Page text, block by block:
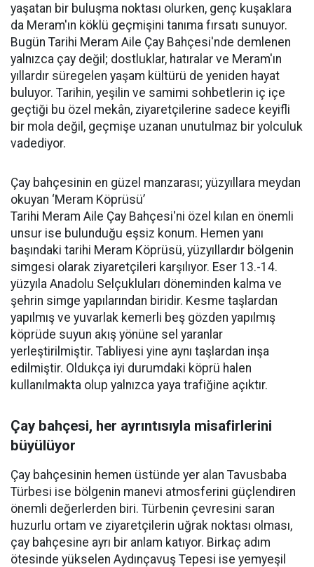
yaşatan bir buluşma noktası olurken, genç kuşaklara
da Meram'ın köklü geçmişini tanıma fırsatı sunuyor.
Bugün Tarihi Meram Aile Çay Bahçesi'nde demlenen
yalnızca çay değil; dostluklar, hatıralar ve Meram'ın
yıllardır süregelen yaşam kültürü de yeniden hayat
buluyor. Tarihin, yeşilin ve samimi sohbetlerin iç içe
geçtiği bu özel mekân, ziyaretçilerine sadece keyifli
bir mola değil, geçmişe uzanan unutulmaz bir yolculuk
vadediyor.
Çay bahçesinin en güzel manzarası; yüzyıllara meydan
okuyan ‘Meram Köprüsü’
Tarihi Meram Aile Çay Bahçesi'ni özel kılan en önemli
unsur ise bulunduğu eşsiz konum. Hemen yanı
başındaki tarihi Meram Köprüsü, yüzyıllardır bölgenin
simgesi olarak ziyaretçileri karşılıyor. Eser 13.-14.
yüzyıla Anadolu Selçukluları döneminden kalma ve
şehrin simge yapılarından biridir. Kesme taşlardan
yapılmış ve yuvarlak kemerli beş gözden yapılmış
köprüde suyun akış yönüne sel yaranlar
yerleştirilmiştir. Tabliyesi yine aynı taşlardan inşa
edilmiştir. Oldukça iyi durumdaki köprü halen
kullanılmakta olup yalnızca yaya trafiğine açıktır.
Çay bahçesi, her ayrıntısıyla misafirlerini
büyülüyor
Çay bahçesinin hemen üstünde yer alan Tavusbaba
Türbesi ise bölgenin manevi atmosferini güçlendiren
önemli değerlerden biri. Türbenin çevresini saran
huzurlu ortam ve ziyaretçilerin uğrak noktası olması,
çay bahçesine ayrı bir anlam katıyor. Birkaç adım
ötesinde yükselen Aydınçavuş Tepesi ise yemyeşil